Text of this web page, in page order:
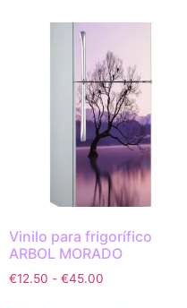
Vinilo para frigorífico
ARBOL MORADO
€12.50 - €45.00